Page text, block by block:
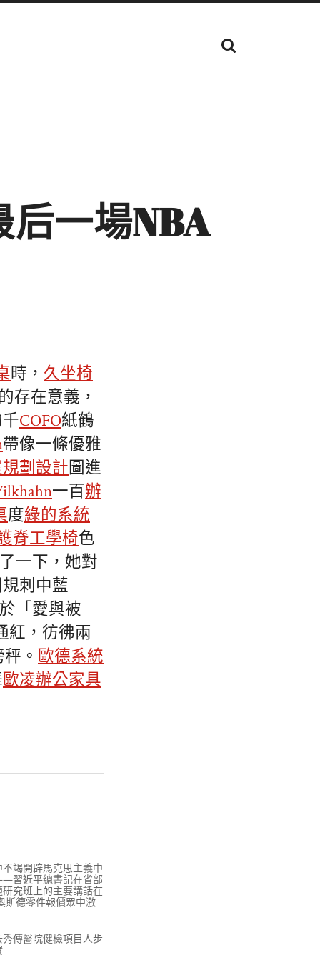
顯
示
位
一場NBA
時， 久坐椅
存在意義，
COFO紙鶴
帶像一條優雅
劃設計圖進
一百辦
度綠的系統
脊工學椅色
一下，她對
刺中藍
「愛與被
紅，彷彿兩
。 歐德系統
歐凌辦公家具
竭開辟馬克思主義中
習近平總書記在省部
究班上的主要講話在
斯德零件報價眾中激
傳醫院健檢項目人步